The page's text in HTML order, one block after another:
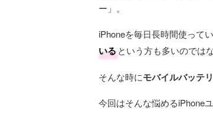
ー」。
iPhoneを毎日長時間使って
いるという方も多いのでは
そんな時にモバイルバッテ
今回はそんな悩めるiPhone